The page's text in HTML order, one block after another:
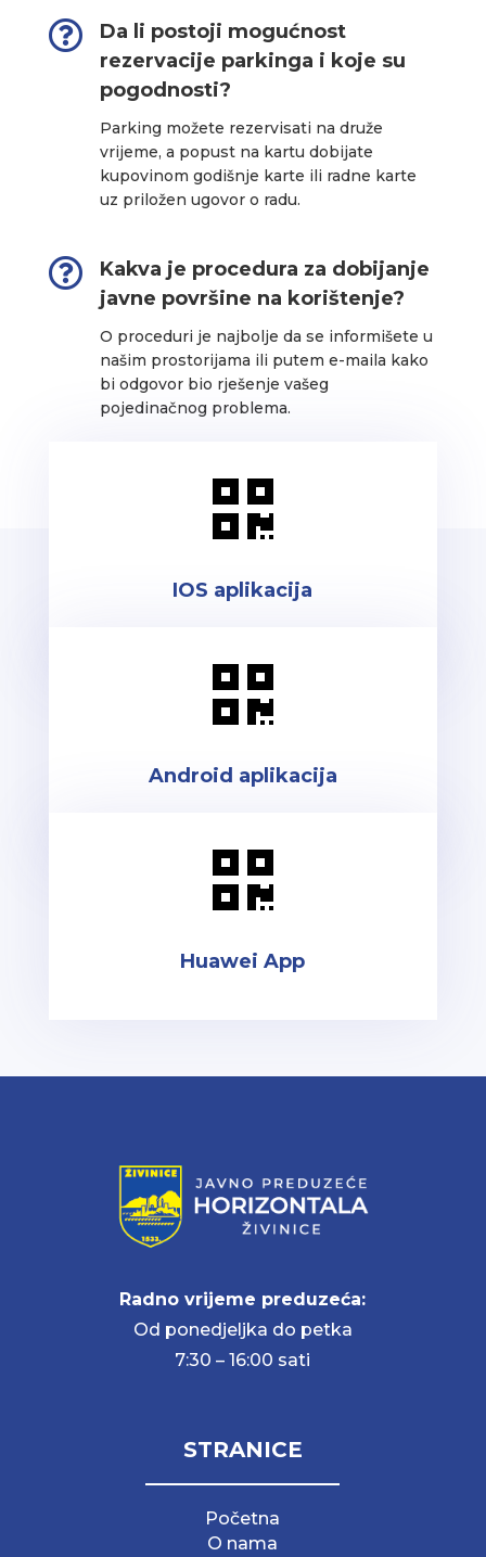

Da li postoji mogućnost
rezervacije parkinga i koje su
pogodnosti?
Parking možete rezervisati na druže
vrijeme, a popust na kartu dobijate
kupovinom godišnje karte ili radne karte
uz priložen ugovor o radu.

Kakva je procedura za dobijanje
javne površine na korištenje?
O proceduri je najbolje da se informišete u
našim prostorijama ili putem e-maila kako
bi odgovor bio rješenje vašeg
pojedinačnog problema.

IOS aplikacija

Android aplikacija

Huawei App
Radno vrijeme preduzeća:
Od ponedjeljka do petka
7:30 – 16:00 sati
STRANICE
Početna
O nama